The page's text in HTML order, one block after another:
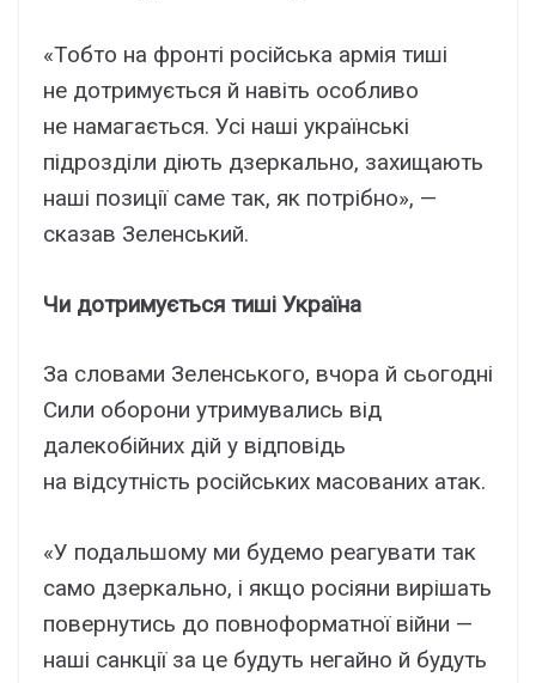
«Тобто на фронті російська армія тиші
не дотримується й навіть особливо
не намагається. Усі наші українські
підрозділи діють дзеркально, захищають
наші позиції саме так, як потрібно», —
сказав Зеленський.
Чи дотримується тиші Україна
За словами Зеленського, вчора й сьогодні
Сили оборони утримувались від
далекобійних дій у відповідь
на відсутність російських масованих атак.
«У подальшому ми будемо реагувати так
само дзеркально, і якщо росіяни вирішать
повернутись до повноформатної війни —
наші санкції за це будуть негайно й будуть